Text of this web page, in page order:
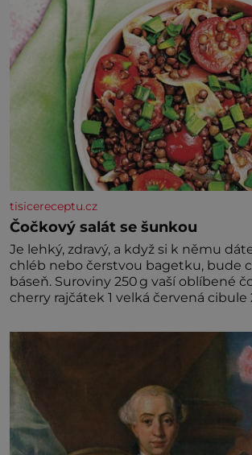
tisicereceptu.cz
Čočkový salát se šunkou
Je lehký, zdravý, a když si k němu
chléb nebo čerstvou bagetku, bude
báseň. Suroviny 250 g vaší oblíbené čočky 150 g
cherry rajčátek 1 velká červená cibule